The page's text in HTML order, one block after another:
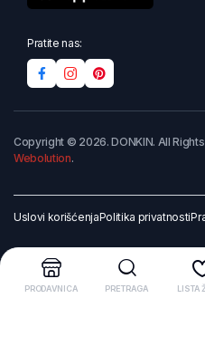
Pratite nas:
Copyright © 2026. DONKIN. All
Webolution.
Uslovi korišćenjaPolitika privatnosti
PRODAVNICA PRETRAGA LISTA